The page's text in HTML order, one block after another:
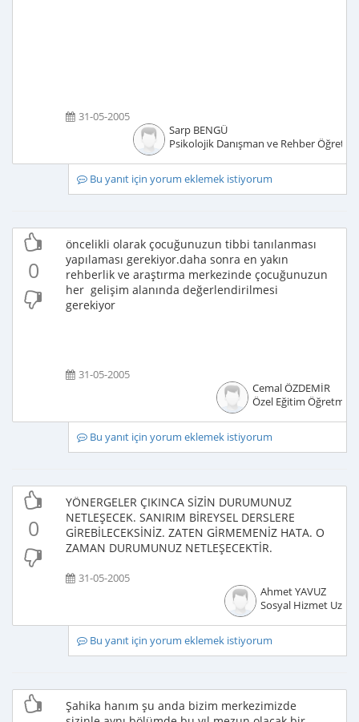
31-05-2005
Sarp BENGÜ
Psikolojik Danışman ve Rehber
Bu yanıt için yorum eklemek istiyorum
0
öncelikli olarak çocuğunuzun tibbi tanılanması
yapılaması gerekiyor.daha sonra en yakın
rehberlik ve araştırma merkezinde çocuğunuzun
her gelişim alanında değerlendirilmesi
gerekiyor
31-05-2005
Cemal ÖZDEMİR
Özel Eğitim Öğretmeni
Bu yanıt için yorum eklemek istiyorum
0
YÖNERGELER ÇIKINCA SİZİN DURUMUNUZ
NETLEŞECEK. SANIRIM BİREYSEL DERSLERE
GİREBİLECEKSİNİZ. ZATEN GİRMEMENİZ HATA. O
ZAMAN DURUMUNUZ NETLEŞECEKTİR.
31-05-2005
Ahmet YAVUZ
Sosyal Hizmet
Bu yanıt için yorum eklemek istiyorum
Şahika hanım şu anda bizim merkezimizde